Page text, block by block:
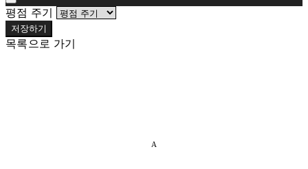
평점 주기
저장하기
목록으로 가기
A